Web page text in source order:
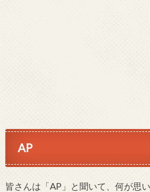
AP
皆さんは「AP」と聞いて、何が思